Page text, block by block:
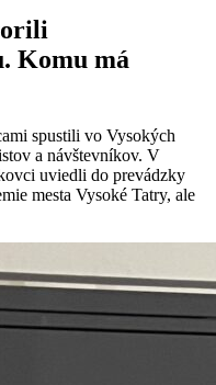
Komu má
spustili vo Vysokých
a návštevníkov. V
uviedli do prevádzky
mesta Vysoké Tatry, ale